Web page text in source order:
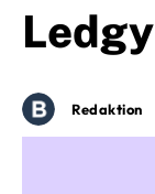
Ledgy
Redaktion